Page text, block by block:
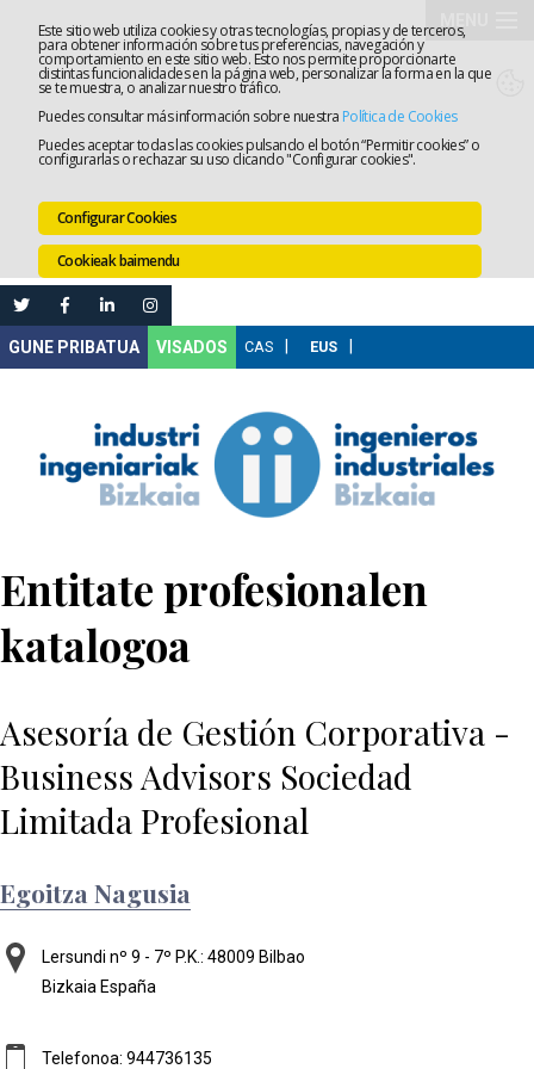
Este sitio web utiliza cookies y otras tecnologías, propias y de terceros,
para obtener información sobre tus preferencias, navegación y
comportamiento en este sitio web. Esto nos permite proporcionarte
distintas funcionalidades en la página web, personalizar la forma en la que
se te muestra, o analizar nuestro tráfico.
Puedes consultar más información sobre nuestra Política de Cookies
Puedes aceptar todas las cookies pulsando el botón “Permitir cookies” o
configurarlas o rechazar su uso clicando "Configurar cookies".
Configurar Cookies
Cookieak baimendu
VISADOS
Entitate profesionalen
katalogoa
Asesoría de Gestión Corporativa -
Business Advisors Sociedad
Limitada Profesional
Egoitza Nagusia
Lersundi nº 9 - 7º P.K.: 48009 Bilbao
Bizkaia España
Telefonoa: 944736135
Elkargoa
Lanaren
Leihatila